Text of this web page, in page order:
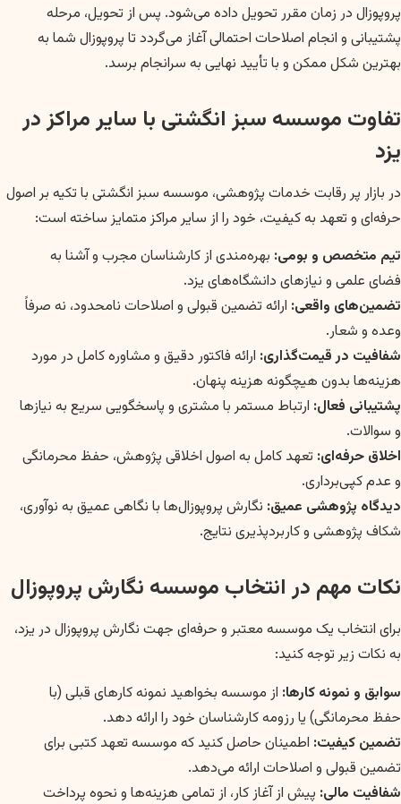
پروپوزال در زمان مقرر تحویل داده می‌شود. پس از تحویل، مرحله
پشتیبانی و انجام اصلاحات احتمالی آغاز می‌گردد تا پروپوزال شما به
بهترین شکل ممکن و با تأیید نهایی به سرانجام برسد.
تفاوت موسسه سبز انگشتی با سایر مراکز در
یزد
در بازار پر رقابت خدمات پژوهشی، موسسه سبز انگشتی با تکیه بر اصول
حرفه‌ای و تعهد به کیفیت، خود را از سایر مراکز متمایز ساخته است:
تیم متخصص و بومی: بهره‌مندی از کارشناسان مجرب و آشنا به
فضای علمی و نیازهای دانشگاه‌های یزد.
تضمین‌های واقعی: ارائه تضمین قبولی و اصلاحات نامحدود، نه صرفاً
وعده و شعار.
شفافیت در قیمت‌گذاری: ارائه فاکتور دقیق و مشاوره کامل در مورد
هزینه‌ها بدون هیچگونه هزینه پنهان.
پشتیبانی فعال: ارتباط مستمر با مشتری و پاسخگویی سریع به نیازها
و سوالات.
اخلاق حرفه‌ای: تعهد کامل به اصول اخلاقی پژوهش، حفظ محرمانگی
و عدم کپی‌برداری.
دیدگاه پژوهشی عمیق: نگارش پروپوزال‌ها با نگاهی عمیق به نوآوری،
شکاف پژوهشی و کاربردپذیری نتایج.
نکات مهم در انتخاب موسسه نگارش پروپوزال
برای انتخاب یک موسسه معتبر و حرفه‌ای جهت نگارش پروپوزال در یزد،
به نکات زیر توجه کنید:
سوابق و نمونه کارها: از موسسه بخواهید نمونه کارهای قبلی (با
حفظ محرمانگی) یا رزومه کارشناسان خود را ارائه دهد.
تضمین کیفیت: اطمینان حاصل کنید که موسسه تعهد کتبی برای
تضمین قبولی و اصلاحات ارائه می‌دهد.
شفافیت مالی: پیش از آغاز کار، از تمامی هزینه‌ها و نحوه پرداخت